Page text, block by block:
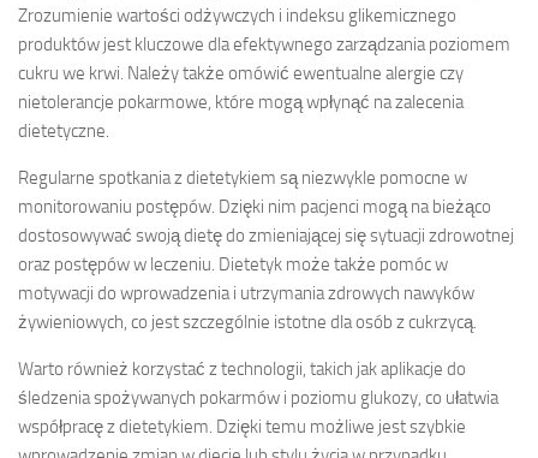
Zrozumienie wartości odżywczych i indeksu glikemicznego
produktów jest kluczowe dla efektywnego zarządzania poziomem
cukru we krwi. Należy także omówić ewentualne alergie czy
nietolerancje pokarmowe, które mogą wpłynąć na zalecenia
dietetyczne.
Regularne spotkania z dietetykiem są niezwykle pomocne w
monitorowaniu postępów. Dzięki nim pacjenci mogą na bieżąco
dostosowywać swoją dietę do zmieniającej się sytuacji zdrowotnej
oraz postępów w leczeniu. Dietetyk może także pomóc w
motywacji do wprowadzenia i utrzymania zdrowych nawyków
żywieniowych, co jest szczególnie istotne dla osób z cukrzycą.
Warto również korzystać z technologii, takich jak aplikacje do
śledzenia spożywanych pokarmów i poziomu glukozy, co ułatwia
współpracę z dietetykiem. Dzięki temu możliwe jest szybkie